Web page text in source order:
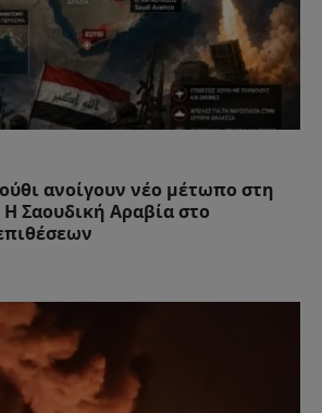
ανοίγουν νέο μέτωπο στη
Σαουδική Αραβία στο